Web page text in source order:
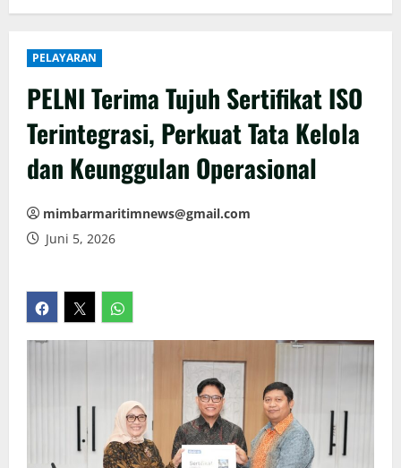
PELAYARAN
PELNI Terima Tujuh Sertifikat ISO
Terintegrasi, Perkuat Tata Kelola
dan Keunggulan Operasional
mimbarmaritimnews@gmail.com
Juni 5, 2026